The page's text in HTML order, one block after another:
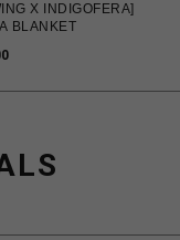
X INDIGOFERA]
BLANKET